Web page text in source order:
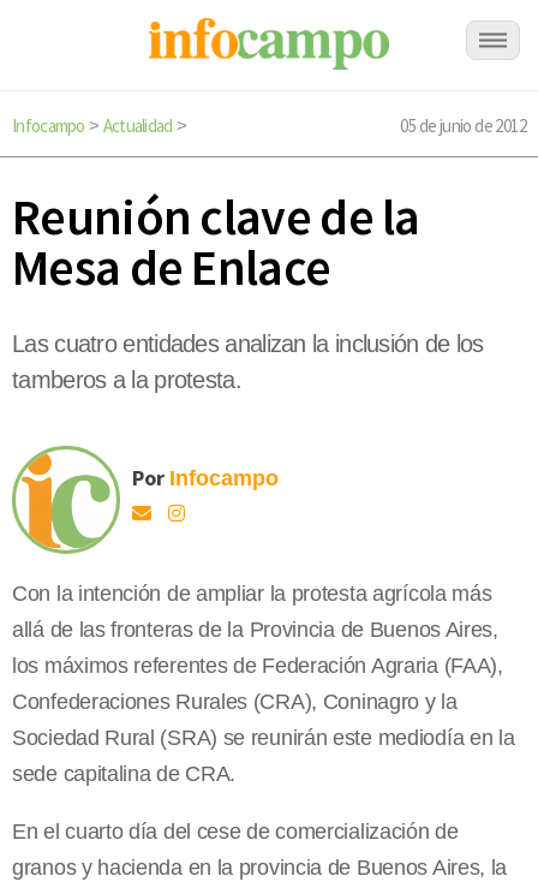
Infocampo > Actualidad > 05 de junio de 2012
Reunión clave de la
Mesa de Enlace
Las cuatro entidades analizan la inclusión de los
tamberos a la protesta.
Por Infocampo
Con la intención de ampliar la protesta agrícola más
allá de las fronteras de la Provincia de Buenos Aires,
los máximos referentes de Federación Agraria (FAA),
Confederaciones Rurales (CRA), Coninagro y la
Sociedad Rural (SRA) se reunirán este mediodía en la
sede capitalina de CRA.
En el cuarto día del cese de comercialización de
granos y hacienda en la provincia de Buenos Aires, la